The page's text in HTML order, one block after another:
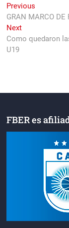
Navegación
de
entradas
Previous
post:
GRAN MARCO DE
NextNext
post:
Como quedaron
U19
FBER es